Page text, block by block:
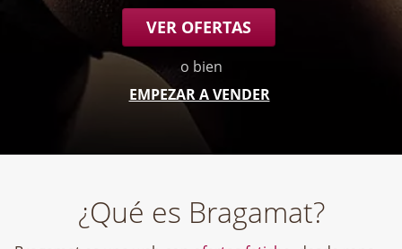
VER OFERTAS
o bien
EMPEZAR A VENDER
¿Qué es Bragamat?